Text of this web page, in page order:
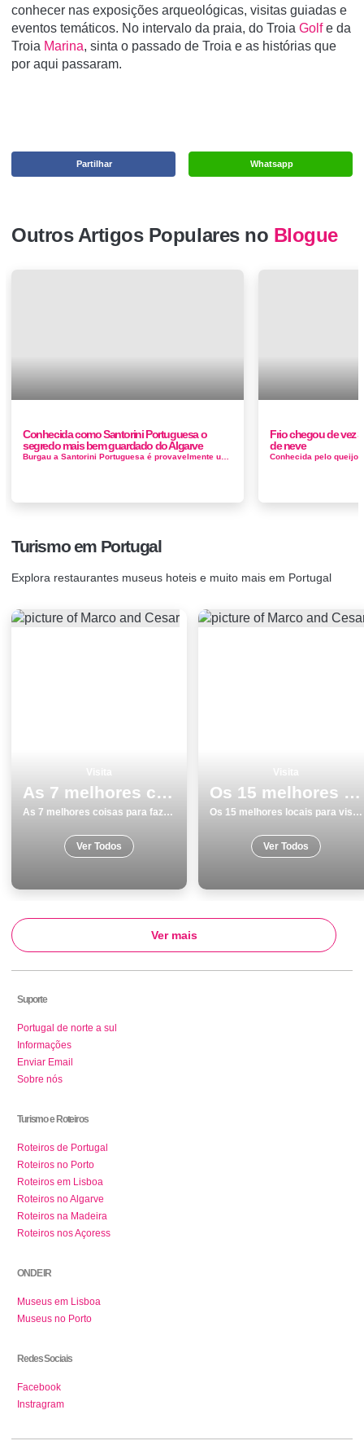
conhecer nas exposições arqueológicas, visitas guiadas e
eventos temáticos. No intervalo da praia, do Troia Golfe da
Troia Marina, sinta o passado de Troia e as histórias que
por aqui passaram.
Whatsapp
Partilhar
Outros Artigos Populares no Blogue
Conhecida como Santorini Portuguesa o
segredo mais bem guardado do Algarve
Frio chegou de vez
de neve
Turismo em Portugal
Explora restaurantes museus hoteis e muito mais em Portugal
As 7 melhores coisas para fazer e visitar em Viana do Castelo
As 7 melhores coisas para fazer e visitar em Viana do Castelo
Ver Todos
Os 15 melhores locais para visitar em Portalegre
Os 15 melhores locais para visitar em Portalegre
Ver Todos
Ver mais
Suporte
Portugal de norte a sul
Informações
Enviar Email
Sobre nós
Turismo e Roteiros
Roteiros de Portugal
Roteiros no Porto
Roteiros em Lisboa
Roteiros no Algarve
Roteiros na Madeira
Roteiros nos Açoress
ONDE IR
Museus em Lisboa
Museus no Porto
Redes Sociais
Facebook
Instragram